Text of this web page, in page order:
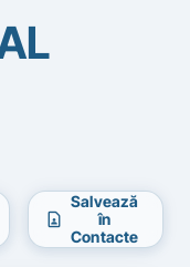
contact_page
Salvează
în
Contacte